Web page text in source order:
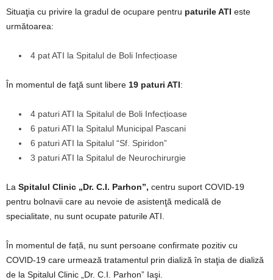
Situaţia cu privire la gradul de ocupare pentru paturile ATI este
următoarea:
4 pat ATI la Spitalul de Boli Infecțioase
În momentul de faţă sunt libere 19 paturi ATI:
4 paturi ATI la Spitalul de Boli Infecțioase
6 paturi ATI la Spitalul Municipal Pascani
6 paturi ATI la Spitalul “Sf. Spiridon”
3 paturi ATI la Spitalul de Neurochirurgie
La Spitalul Clinic „Dr. C.I. Parhon”, centru suport COVID-19
pentru bolnavii care au nevoie de asistenţă medicală de
specialitate, nu sunt ocupate paturile ATI.
În momentul de față, nu sunt persoane confirmate pozitiv cu
COVID-19 care urmează tratamentul prin dializă în staţia de dializă
de la Spitalul Clinic „Dr. C.I. Parhon” Iaşi.